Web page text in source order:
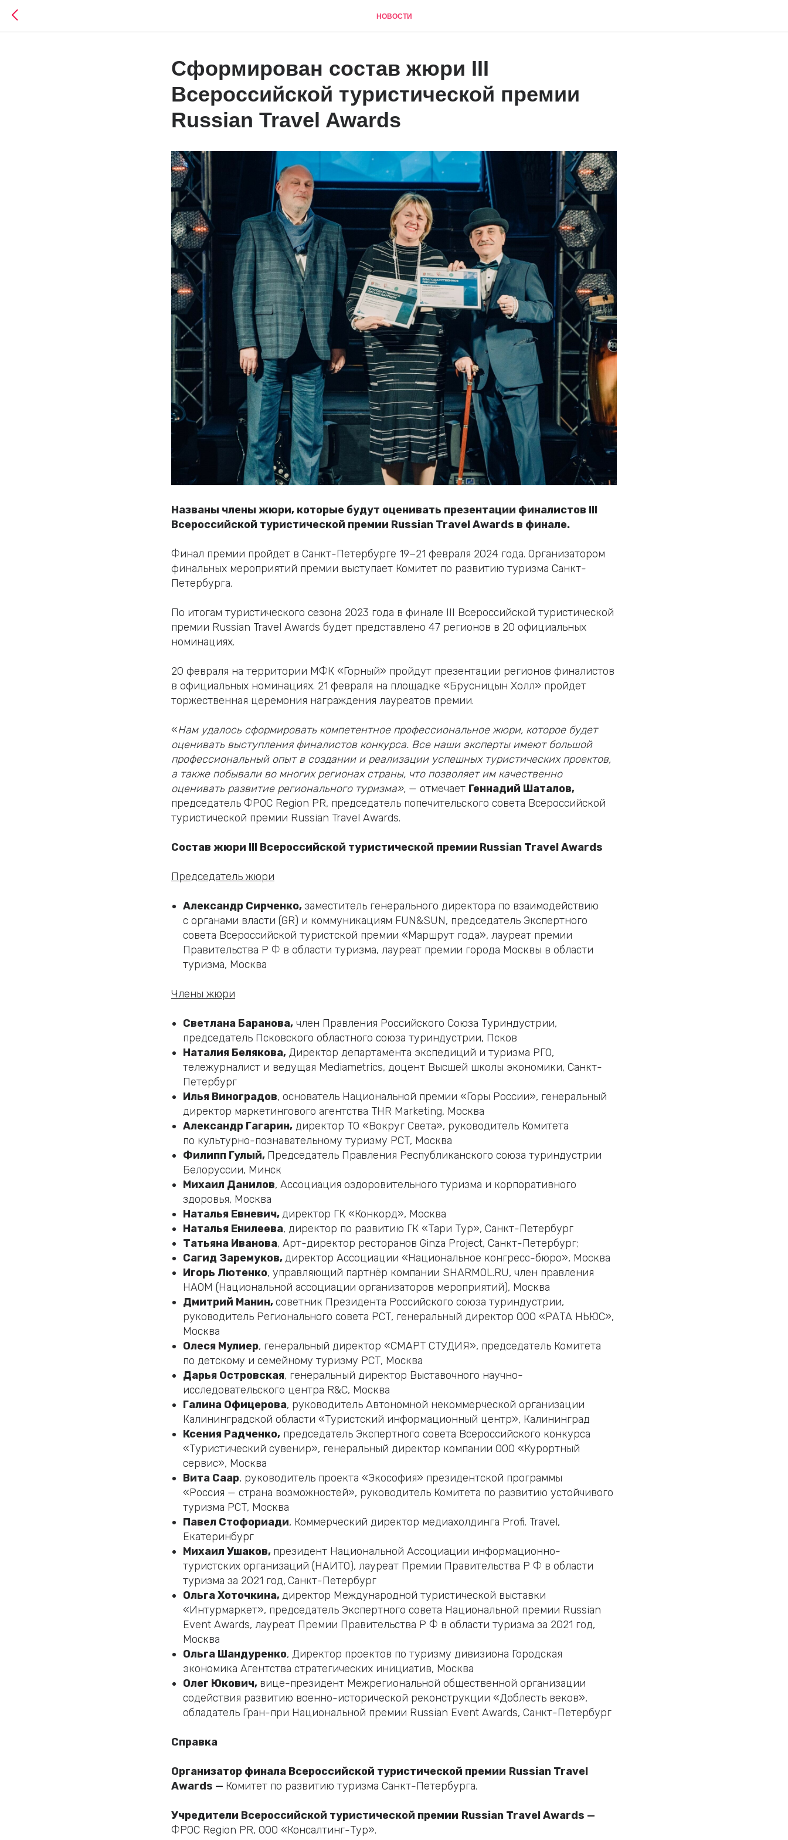
НОВОСТИ
Сформирован состав жюри III
Всероссийской туристической премии
Russian Travel Awards
Названы члены жюри, которые будут оценивать презентации финалистов III
Всероссийской туристической премии Russian Travel Awards в финале.
Финал премии пройдет в Санкт-Петербурге 19−21 февраля 2024 года. Организатором
финальных мероприятий премии выступает Комитет по развитию туризма Санкт-
Петербурга.
По итогам туристического сезона 2023 года в финале III Всероссийской туристической
премии Russian Travel Awards будет представлено 47 регионов в 20 официальных
номинациях.
20 февраля на территории МФК «Горный» пройдут презентации регионов финалистов
в официальных номинациях. 21 февраля на площадке «Брусницын Холл» пройдет
торжественная церемония награждения лауреатов премии.
«Нам удалось сформировать компетентное профессиональное жюри, которое будет
оценивать выступления финалистов конкурса. Все наши эксперты имеют большой
профессиональный опыт в создании и реализации успешных туристических проектов,
а также побывали во многих регионах страны, что позволяет им качественно
оценивать развитие регионального туризма», — отмечает Геннадий Шаталов,
председатель ФРОС Region PR, председатель попечительского совета Всероссийской
туристической премии Russian Travel Awards.
Состав жюри III Всероссийской туристической премии Russian Travel Awards
Председатель жюри
Александр Сирченко,заместитель генерального директора по взаимодействию
с органами власти (GR) и коммуникациям FUN&SUN, председатель Экспертного
совета Всероссийской туристской премии «Маршрут года», лауреат премии
Правительства Р Ф в области туризма, лауреат премии города Москвы в области
туризма, Москва
Члены жюри
Светлана Баранова, член Правления Российского Союза Туриндустрии,
председатель Псковского областного союза туриндустрии, Псков
Наталия Белякова,Директор департамента экспедиций и туризма РГО,
тележурналист и ведущая Mediametrics, доцент Высшей школы экономики, Санкт-
Петербург
Илья Виноградов, основатель Национальной премии «Горы России», генеральный
директор маркетингового агентства THR Marketing, Москва
Александр Гагарин, директор ТО «Вокруг Света», руководитель Комитета
по культурно-познавательному туризму РСТ, Москва
Филипп Гулый, Председатель Правления Республиканского союза туриндустрии
Белоруссии, Минск
Михаил Данилов, Ассоциация оздоровительного туризма и корпоративного
здоровья, Москва
Наталья Евневич,директор ГК «Конкорд», Москва
Наталья Енилеева, директор по развитию ГК «Тари Тур», Санкт-Петербург
Татьяна Иванова, Арт-директор ресторанов Ginza Project, Санкт-Петербург;
Сагид Заремуков,директор Ассоциации «Национальное конгресс-бюро», Москва
Игорь Лютенко, управляющий партнёр компании SHARMOL.RU, член правления
НАОМ (Национальной ассоциации организаторов мероприятий), Москва
Дмитрий Манин,советник Президента Российского союза туриндустрии,
руководитель Регионального совета РСТ, генеральный директор ООО «РАТА НЬЮС»,
Москва
Олеся Мулиер, генеральный директор «СМАРТ СТУДИЯ», председатель Комитета
по детскому и семейному туризму РСТ, Москва
Дарья Островская, генеральный директор Выставочного научно-
исследовательского центра R&C, Москва
Галина Офицерова, руководитель Автономной некоммерческой организации
Калининградской области «Туристский информационный центр», Калининград
Ксения Радченко, председатель Экспертного совета Всероссийского конкурса
«Туристический сувенир», генеральный директор компании ООО «Курортный
сервис», Москва
Вита Саар, руководитель проекта «Экософия» президентской программы
«Россия — страна возможностей», руководитель Комитета по развитию устойчивого
туризма РСТ, Москва
Павел Стофориади, Коммерческий директор медиахолдинга Profi. Travel,
Екатеринбург
Михаил Ушаков, президент Национальной Ассоциации информационно-
туристских организаций (НАИТО), лауреат Премии Правительства Р Ф в области
туризма за 2021 год, Санкт-Петербург
Ольга Хоточкина,директор Международной туристической выставки
«Интурмаркет», председатель Экспертного совета Национальной премии Russian
Event Awards, лауреат Премии Правительства Р Ф в области туризма за 2021 год,
Москва
Ольга Шандуренко, Директор проектов по туризму дивизиона Городская
экономика Агентства стратегических инициатив, Москва
Олег Юкович, вице-президент Межрегиональной общественной организации
содействия развитию военно-исторической реконструкции «Доблесть веков»,
обладатель Гран-при Национальной премии Russian Event Awards, Санкт-Петербург
Справка
Организатор финала Всероссийской туристической премии Russian Travel
Awards — Комитет по развитию туризма Санкт-Петербурга.
Учредители Всероссийской туристической премии Russian Travel Awards —
ФРОС Region PR, ООО «Консалтинг-Тур».